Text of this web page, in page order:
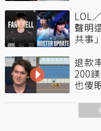
LOL
聲明
共事」
退款
200
也傻